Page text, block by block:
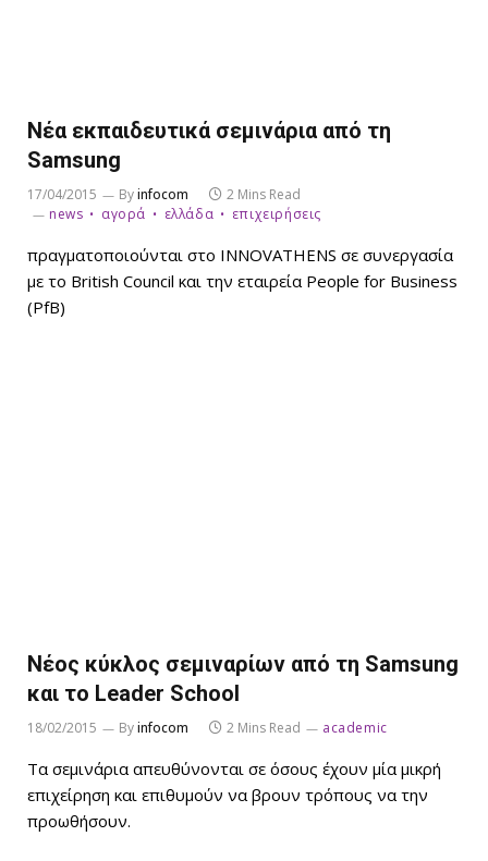
Νέα εκπαιδευτικά σεμινάρια από τη
Samsung
17/04/2015 Byinfocom
2 Mins Read
news
αγορά ελλάδα επιχειρήσεις
πραγματοποιούνται στο INNOVATHENS σε συνεργασία
με το British Council και την εταιρεία People for Business
(PfB)
Νέος κύκλος σεμιναρίων από τη Samsung
και το Leader School
18/02/2015 Byinfocom 2 Mins Read academic
Τα σεμινάρια απευθύνονται σε όσους έχουν μία μικρή
επιχείρηση και επιθυμούν να βρουν τρόπους να την
προωθήσουν.